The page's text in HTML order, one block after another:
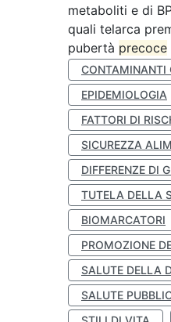
metaboliti e di
quali telarca
pubertà precoce
CONTAMINANTI
EPIDEMIOLOGIA
FATTORI DI
SICUREZZA
DIFFERENZE DI
TUTELA DELLA
BIOMARCATORI
PROMOZIONE
SALUTE DELLA
SALUTE